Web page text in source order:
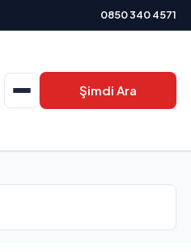
0850 340 4571
Şimdi Ara